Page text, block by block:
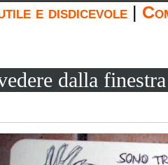
e disdicevole
dalla finestra